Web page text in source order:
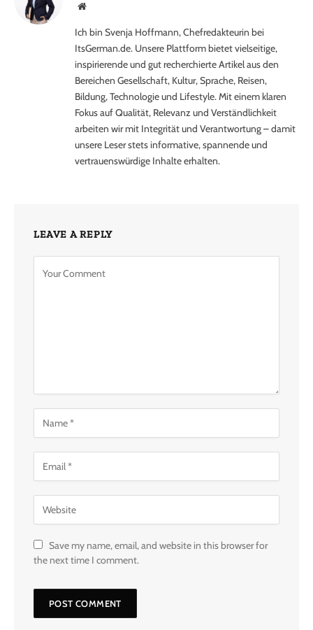
Website
Ich bin Svenja Hoffmann, Chefredakteurin bei
ItsGerman.de. Unsere Plattform bietet vielseitige,
inspirierende und gut recherchierte Artikel aus den
Bereichen Gesellschaft, Kultur, Sprache, Reisen,
Bildung, Technologie und Lifestyle. Mit einem klaren
Fokus auf Qualität, Relevanz und Verständlichkeit
arbeiten wir mit Integrität und Verantwortung – damit
unsere Leser stets informative, spannende und
vertrauenswürdige Inhalte erhalten.
LEAVE A REPLY
Save my name, email, and website in this browser for
the next time I comment.